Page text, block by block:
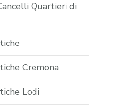
Quartieri di
Cremona
Lodi